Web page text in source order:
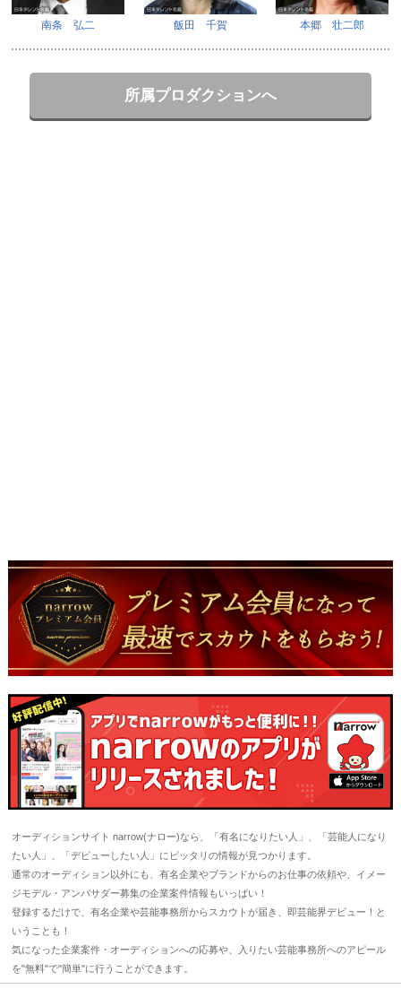
南条 弘二 飯田 千賀 本郷 壮二郎
所属プロダクションへ
オーディションサイト narrow(ナロー)なら、「有名になりたい人」、「芸能人になり
たい人」、「デビューしたい人」にピッタリの情報が見つかります。
通常のオーディション以外にも、有名企業やブランドからのお仕事の依頼や、イメー
ジモデル・アンバサダー募集の企業案件情報もいっぱい！
登録するだけで、有名企業や芸能事務所からスカウトが届き、即芸能界デビュー！と
いうことも！
気になった企業案件・オーディションへの応募や、入りたい芸能事務所へのアピール
を"無料"で"簡単"に行うことができます。